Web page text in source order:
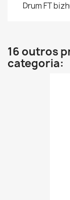
Drum FT
16 outros
categoria: